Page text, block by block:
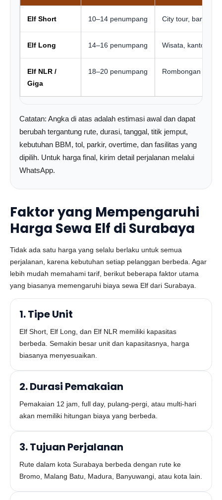
Elf Short 10–14 penumpang City tour,
Elf Long 14–16 penumpang Wisata, kantor,
Elf NLR /
Giga
18–20 penumpang Rombongan
Catatan: Angka di atas adalah estimasi awal dan dapat
berubah tergantung rute, durasi, tanggal, titik jemput,
kebutuhan BBM, tol, parkir, overtime, dan fasilitas yang
dipilih. Untuk harga final, kirim detail perjalanan melalui
WhatsApp.
Faktor yang Mempengaruhi
Harga Sewa Elf di Surabaya
Tidak ada satu harga yang selalu berlaku untuk semua
perjalanan, karena kebutuhan setiap pelanggan berbeda. Agar
lebih mudah memahami tarif, berikut beberapa faktor utama
yang biasanya memengaruhi biaya sewa Elf dari Surabaya.
1. Tipe Unit
Elf Short, Elf Long, dan Elf NLR memiliki kapasitas
berbeda. Semakin besar unit dan kapasitasnya, harga
biasanya menyesuaikan.
2. Durasi Pemakaian
Pemakaian 12 jam, full day, pulang-pergi, atau multi-hari
akan memiliki hitungan biaya yang berbeda.
3. Tujuan Perjalanan
Rute dalam kota Surabaya berbeda dengan rute ke
Bromo, Malang Batu, Madura, Banyuwangi, atau kota lain.